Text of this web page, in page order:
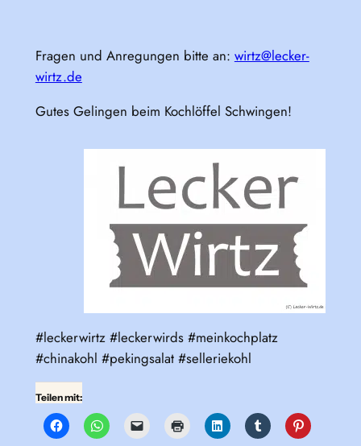
Fragen und Anregungen bitte an: wirtz@lecker-
wirtz.de
Gutes Gelingen beim Kochlöffel Schwingen!
#leckerwirtz #leckerwirds #meinkochplatz
#chinakohl #pekingsalat #selleriekohl
Teilen mit: